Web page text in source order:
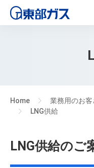
Home 業務用のお客
LNG供給
LNG供給のご